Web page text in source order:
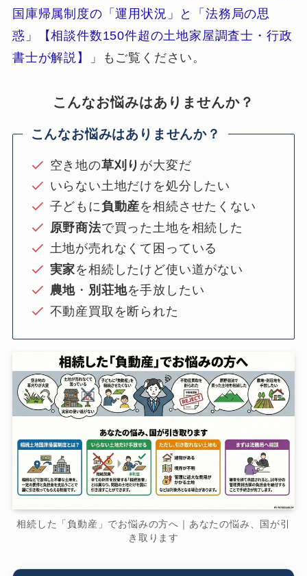
国庫帰属制度の「運用状況」と「法務局の思
惑」【相談件数150件超の土地家屋調査士・行政
書士が解説】
」もご覧ください。
こんなお悩みはありませんか？
こんなお悩みはありませんか？
空き地の草刈り が大変だ
いらない土地だけを処分したい
子どもに負動産を相続させたくない
原野商法で買った土地を相続した
土地が売れなくて困っている
実家を相続したけど使い道がない
農地 ・ 別荘地を手放したい
不動産買取を断られた
相続した「負動産」でお悩みの方へ｜あなたの悩み、国が引
き取ります